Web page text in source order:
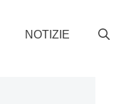
NOTIZIE